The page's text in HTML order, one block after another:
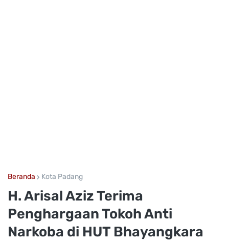
Beranda Kota Padang
H. Arisal Aziz Terima
Penghargaan Tokoh Anti
Narkoba di HUT Bhayangkara